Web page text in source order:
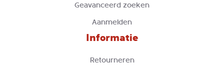
Geavanceerd zoeken
Aanmelden
Informatie
Retourneren